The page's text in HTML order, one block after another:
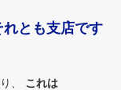
とも支店です
、 これは